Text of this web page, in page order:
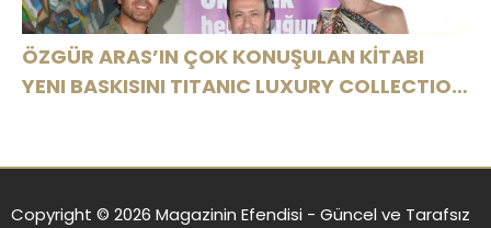
ÖZGÜR ARAS’IN ÇOK KONUŞULAN KİTABI
YENI BASKISINI TITANIC LUXURY COLLECTION
Copyright © 2026 Magazinin Efendisi - Güncel ve Tarafsız